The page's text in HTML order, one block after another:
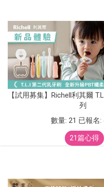
【試用募集】Richell利其爾
列
數量: 21 已報名:
21篇心得